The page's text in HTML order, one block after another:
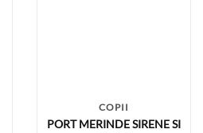
COPII
PORT MERINDE SIRENE SI